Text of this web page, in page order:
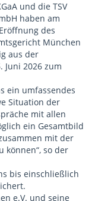
und die TSV
haben am
des
München
aus der
Juni 2026 zum
ein umfassendes
Situation der
mit allen
ein Gesamtbild
mit der
so der
bis einschließlich
e.V. und seine